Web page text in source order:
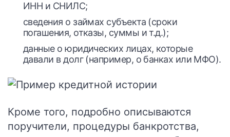
ИНН и СНИЛС;
сведения о займах субъекта (сроки
погашения, отказы, суммы и т.д.);
данные о юридических лицах, которые
давали в долг (например, о банках или МФО).
Кроме того, подробно описываются
поручители, процедуры банкротства,